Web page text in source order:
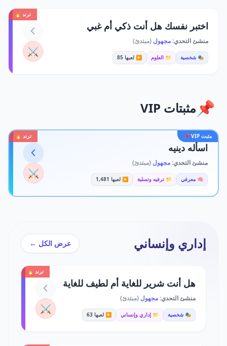
ترند 🔥
اختبر نفسك هل أنت ذكي أم غبي
منشئ التحدي:مجهول (مبتدئ)
🎭 شخصية 📁 العلوم ▶️ لعبها 85 ⚔️
📌 مثبتات VIP
مثبت VIP 📌 ترند 🔥
اسأله دينيه
منشئ التحدي:مجهول (مبتدئ)
🧠 معرفي 📁 ترفيه وتسلية ▶️ لعبها 1,481 ⚔️
إداري وإنساني عرض الكل ←
ترند 🔥
هل أنت شرير للغاية أم لطيف للغاية
منشئ التحدي:مجهول (مبتدئ)
🎭 شخصية 📁 إداري وإنساني ▶️ لعبها 63 ⚔️